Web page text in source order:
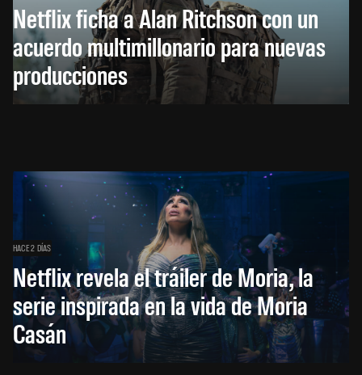
Netflix ficha a Alan Ritchson con un
acuerdo multimillonario para nuevas
producciones
HACE 2 DÍAS
Netflix revela el tráiler de Moria, la
serie inspirada en la vida de Moria
Casán